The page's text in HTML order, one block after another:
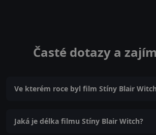
Časté dotazy a
Ve kterém roce byl film Stíny Blair
Jaká je délka filmu Stíny Blair Witch?